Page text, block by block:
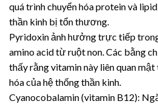
quá trình chuyển hóa protein và
thần kinh bị tổn thương.
Pyridoxin ảnh hưởng trực tiếp
amino acid từ ruột non. Các bằng
thấy rằng vitamin này liên quan
hóa của hệ thống thần kinh.
Cyanocobalamin (vitamin B12):